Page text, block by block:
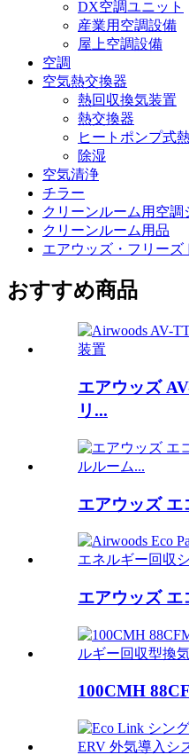
DX空調ユニット
産業用空調設備
屋上空調設備
空調
空気熱交換器
熱回収換気装置
熱交換器
ヒートポンプ式
除湿
空気清浄
チラー
クリーンルーム用空調
クリーンルーム用品
エアウッズ・フリーズ
おすすめ商品
エアウッズ
リ...
エアウッズ エ
エアウッズ エ
100CMH